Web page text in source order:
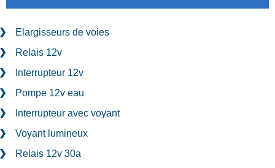
Elargisseurs de voies
Relais 12v
Interrupteur 12v
Pompe 12v eau
Interrupteur avec voyant
Voyant lumineux
Relais 12v 30a